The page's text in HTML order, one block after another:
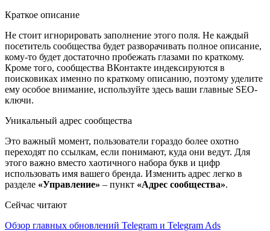
Краткое описание
Не стоит игнорировать заполнение этого поля. Не каждый
посетитель сообщества будет разворачивать полное описание,
кому-то будет достаточно пробежать глазами по краткому.
Кроме того, сообщества ВКонтакте индексируются в
поисковиках именно по краткому описанию, поэтому уделите
ему особое внимание, используйте здесь ваши главные SEO-
ключи.
Уникальный адрес сообщества
Это важный момент, пользователи гораздо более охотно
переходят по ссылкам, если понимают, куда они ведут. Для
этого важно вместо хаотичного набора букв и цифр
использовать имя вашего бренда. Изменить адрес легко в
разделе «Управление» – пункт «Адрес сообщества».
Сейчас читают
Обзор главных обновлений Telegram и Telegram Ads